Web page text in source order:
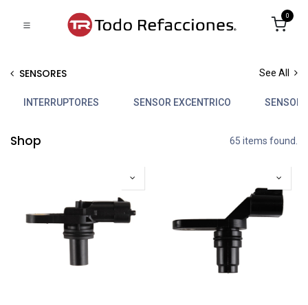
0
SENSORES See All
INTERRUPTORES SENSOR EXCENTRICO
Shop 65 items found.